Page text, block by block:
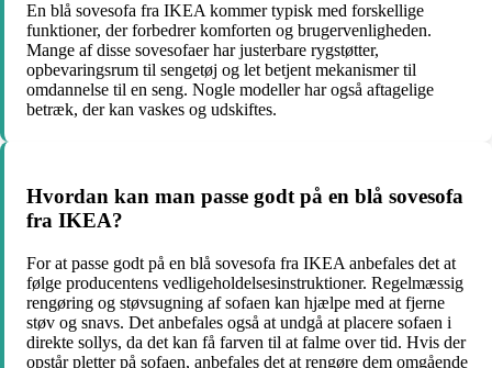
En blå sovesofa fra IKEA kommer typisk med forskellige
funktioner, der forbedrer komforten og brugervenligheden.
Mange af disse sovesofaer har justerbare rygstøtter,
opbevaringsrum til sengetøj og let betjent mekanismer til
omdannelse til en seng. Nogle modeller har også aftagelige
betræk, der kan vaskes og udskiftes.
Hvordan kan man passe godt på en blå sovesofa
fra IKEA?
For at passe godt på en blå sovesofa fra IKEA anbefales det at
følge producentens vedligeholdelsesinstruktioner. Regelmæssig
rengøring og støvsugning af sofaen kan hjælpe med at fjerne
støv og snavs. Det anbefales også at undgå at placere sofaen i
direkte sollys, da det kan få farven til at falme over tid. Hvis der
opstår pletter på sofaen, anbefales det at rengøre dem omgående